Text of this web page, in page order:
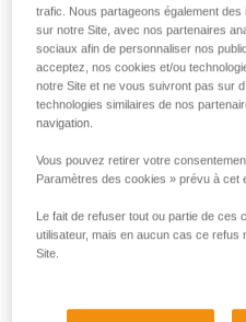
Si la charge tire la corde,
trafic. Nous partageons également
sur notre Site, avec nos partenaires
sociaux afin de personnaliser nos
acceptez, nos cookies et/ou
notre Site et ne vous suivront pas sur
technologies similaires de nos
navigation.
Vous pouvez retirer votre
Paramètres des cookies » prévu à cet
Le fait de refuser tout ou partie de ces
utilisateur, mais en aucun cas ce refus
Site.